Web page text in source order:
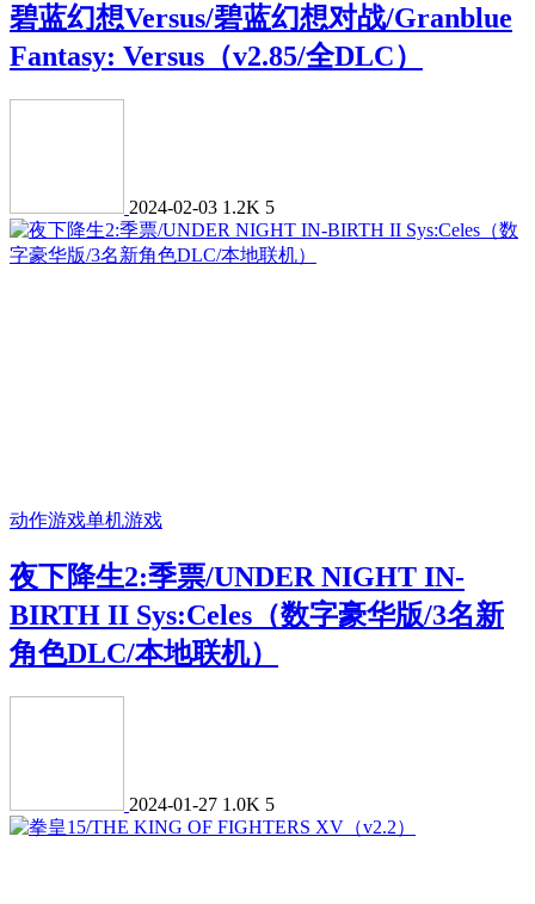
碧蓝幻想Versus/碧蓝幻想对战/Granblue
Fantasy: Versus（v2.85/全DLC）
2024-02-03 1.2K 5
动作游戏单机游戏
夜下降生2:季票/UNDER NIGHT IN-
BIRTH II Sys:Celes（数字豪华版/3名新
角色DLC/本地联机）
2024-01-27 1.0K 5